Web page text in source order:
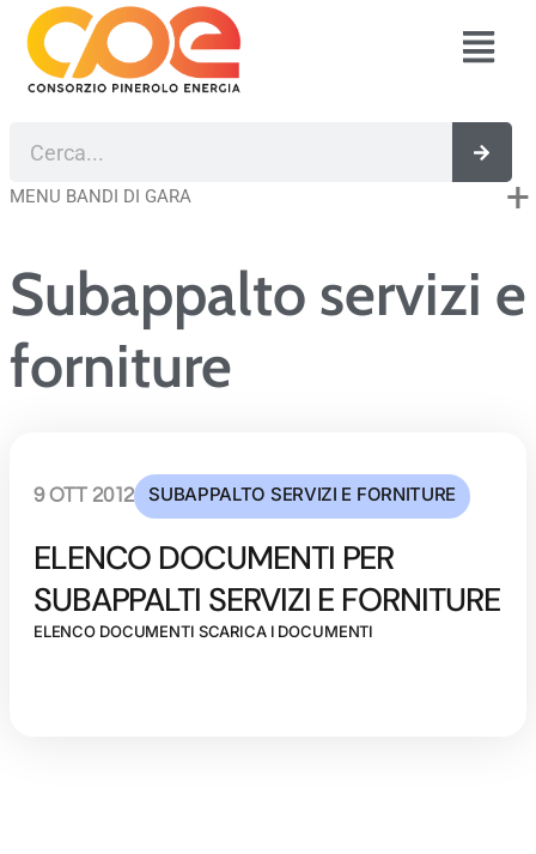
contenuto
MENU BANDI DI GARA
Subappalto servizi e
forniture
9 OTT 2012 SUBAPPALTO SERVIZI E FORNITURE
ELENCO DOCUMENTI PER
SUBAPPALTI SERVIZI E FORNITURE
ELENCO DOCUMENTI SCARICA I DOCUMENTI